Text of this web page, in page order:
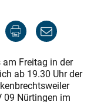
Freitag in der
ab 19.30 Uhr der
09 Nürtingen im